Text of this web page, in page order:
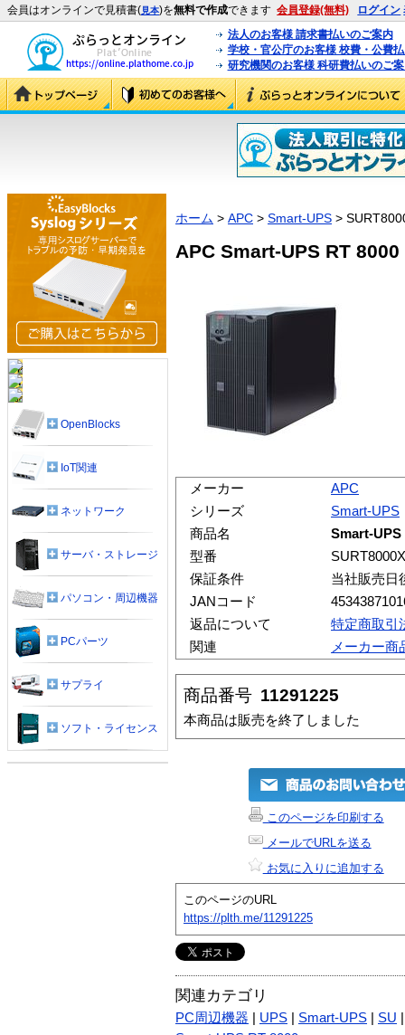
会員はオンラインで見積書(見本)を無料で作成できます 会員登録(無料) ログイン
法人のお客様 請求書払いのご案内
学校・官公庁のお客様 校費・公費
研究機関のお客様 科研費払いのご
ホーム > APC > Smart-UPS >
APC Smart-UPS RT
メーカー
APC
シリーズ
Smart-UPS
商品名
Smart-UPS
型番
保証条件
当社販売日
JANコード
返品について
特定商取引
関連
メーカー商
商品番号 11291225
本商品は販売を終了しました
このページを印刷する
メールでURLを送る
お気に入りに追加する
このページのURL
https://plth.me/11291225
関連カテゴリ
PC周辺機器 UPS Smart-UPS SU
OpenBlocks
IoT関連
ネットワーク
サーバ・ストレージ
パソコン・周辺機器
PCパーツ
サプライ
ソフト・ライセンス